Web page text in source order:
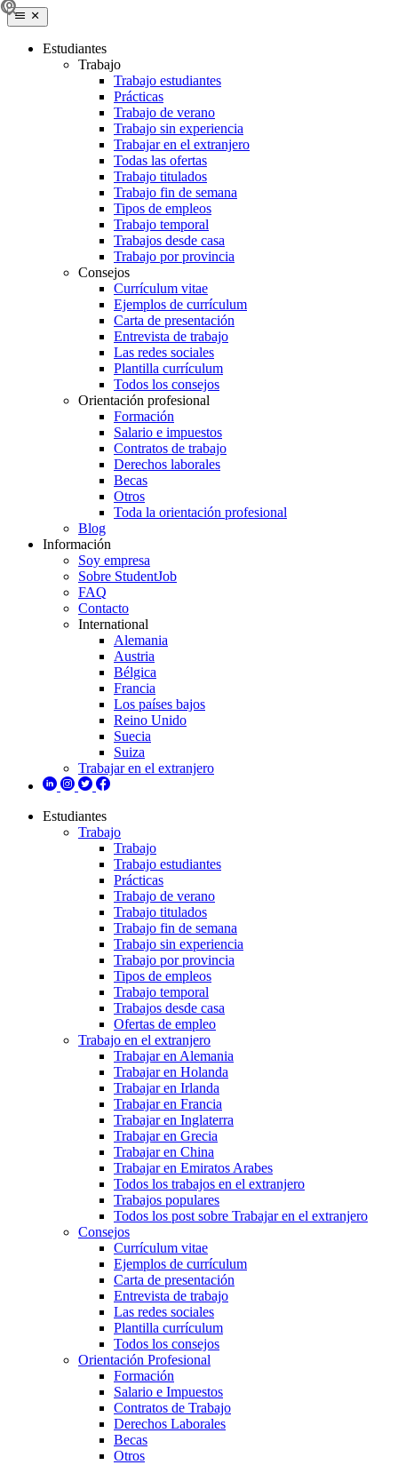
Estudiantes
Trabajo
Trabajo estudiantes
Prácticas
Trabajo de verano
Trabajo sin experiencia
Trabajar en el extranjero
Todas las ofertas
Trabajo titulados
Trabajo fin de semana
Tipos de empleos
Trabajo temporal
Trabajos desde casa
Trabajo por provincia
Consejos
Currículum vitae
Ejemplos de currículum
Carta de presentación
Entrevista de trabajo
Las redes sociales
Plantilla currículum
Todos los consejos
Orientación profesional
Formación
Salario e impuestos
Contratos de trabajo
Derechos laborales
Becas
Otros
Toda la orientación profesional
Blog
Información
Soy empresa
Sobre StudentJob
FAQ
Contacto
International
Alemania
Austria
Bélgica
Francia
Los países bajos
Reino Unido
Suecia
Suiza
Trabajar en el extranjero
Estudiantes
Trabajo
Trabajo
Trabajo estudiantes
Prácticas
Trabajo de verano
Trabajo titulados
Trabajo fin de semana
Trabajo sin experiencia
Trabajo por provincia
Tipos de empleos
Trabajo temporal
Trabajos desde casa
Ofertas de empleo
Trabajo en el extranjero
Trabajar en Alemania
Trabajar en Holanda
Trabajar en Irlanda
Trabajar en Francia
Trabajar en Inglaterra
Trabajar en Grecia
Trabajar en China
Trabajar en Emiratos Arabes
Todos los trabajos en el extranjero
Trabajos populares
Todos los post sobre Trabajar en el extranjero
Consejos
Currículum vitae
Ejemplos de currículum
Carta de presentación
Entrevista de trabajo
Las redes sociales
Plantilla currículum
Todos los consejos
Orientación Profesional
Formación
Salario e Impuestos
Contratos de Trabajo
Derechos Laborales
Becas
Otros